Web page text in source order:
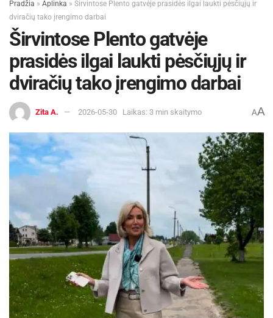
Pradžia » Aplinka » Širvintose Plento gatvėje prasidės ilgai laukti pėsčiųjų ir
dviračių tako įrengimo darbai
Širvintose Plento gatvėje
prasidės ilgai laukti pėsčiųjų ir
dviračių tako įrengimo darbai
Zita A. 2026-05-30 Laikas: 3 min skaitymo AA